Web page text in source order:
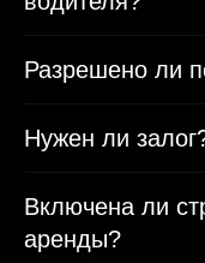
Разрешено ли
Нужен ли
Включена ли
аренды?